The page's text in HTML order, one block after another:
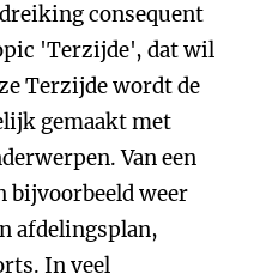
consequent
'Terzijde', dat wil
Terzijde wordt de
gemaakt met
Van een
bijvoorbeeld weer
afdelingsplan,
In veel